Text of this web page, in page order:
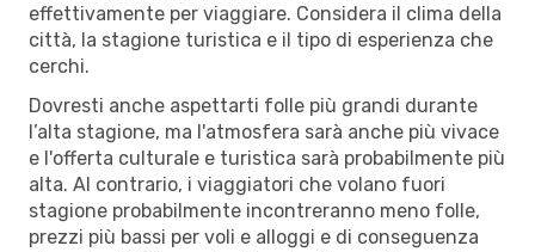
effettivamente per viaggiare. Considera il clima della
città, la stagione turistica e il tipo di esperienza che
cerchi.
Dovresti anche aspettarti folle più grandi durante
l’alta stagione, ma l'atmosfera sarà anche più vivace
e l'offerta culturale e turistica sarà probabilmente più
alta. Al contrario, i viaggiatori che volano fuori
stagione probabilmente incontreranno meno folle,
prezzi più bassi per voli e alloggi e di conseguenza